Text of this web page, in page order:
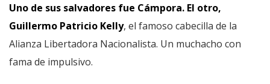
Uno de sus salvadores fue Cámpora. El otro,
Guillermo Patricio Kelly, el famoso cabecilla de la
Alianza Libertadora Nacionalista. Un muchacho con
fama de impulsivo.